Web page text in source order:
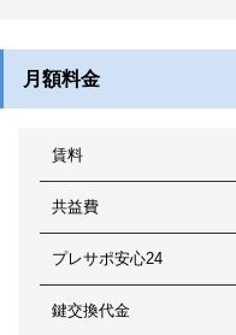
月額料金
賃料
共益費
プレサポ安心24
鍵交換代金